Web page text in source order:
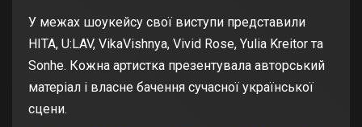
У межах шоукейсу свої виступи представили
НІТА, U:LAV, VikaVishnya, Vivid Rose, Yulia Kreitor та
Sonhe. Кожна артистка презентувала авторський
матеріал і власне бачення сучасної української
сцени.